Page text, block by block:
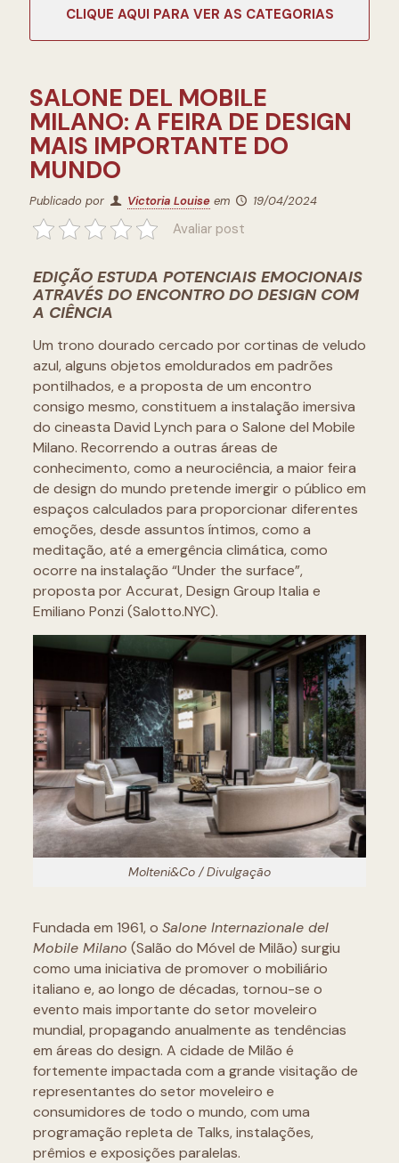
SALONE DEL MOBILE
MILANO: A FEIRA DE DESIGN
MAIS IMPORTANTE DO
MUNDO
Publicado por Victoria Louise em 19/04/2024
Avaliar post
EDIÇÃO ESTUDA POTENCIAIS EMOCIONAIS
ATRAVÉS DO ENCONTRO DO DESIGN COM
A CIÊNCIA
Um trono dourado cercado por cortinas de veludo
azul, alguns objetos emoldurados em padrões
pontilhados, e a proposta de um encontro
consigo mesmo, constituem a instalação imersiva
do cineasta David Lynch para o Salone del Mobile
Milano. Recorrendo a outras áreas de
conhecimento, como a neurociência, a maior feira
de design do mundo pretende imergir o público em
espaços calculados para proporcionar diferentes
emoções, desde assuntos íntimos, como a
meditação, até a emergência climática, como
ocorre na instalação “Under the surface”,
proposta por Accurat, Design Group Italia e
Emiliano Ponzi (Salotto.NYC).
Molteni&Co / Divulgação
Fundada em 1961, o Salone Internazionale del
Mobile Milano (Salão do Móvel de Milão) surgiu
como uma iniciativa de promover o mobiliário
italiano e, ao longo de décadas, tornou-se o
evento mais importante do setor moveleiro
mundial, propagando anualmente as tendências
em áreas do design. A cidade de Milão é
fortemente impactada com a grande visitação de
representantes do setor moveleiro e
consumidores de todo o mundo, com uma
programação repleta de Talks, instalações,
prêmios e exposições paralelas.
CATEGORIAS